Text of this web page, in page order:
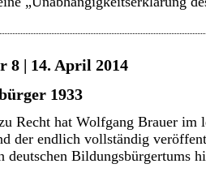
8 | 14. April 2014
1933
Recht hat Wolfgang Brauer im
der endlich vollständig
deutschen Bildungsbürgertums